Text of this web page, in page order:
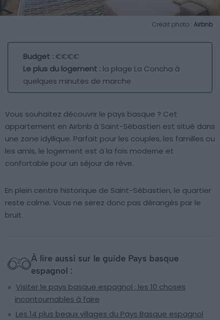
Crédit photo : Airbnb
Budget :€€€€
Le plus du logement : la plage La Concha à
quelques minutes de marche
Vous souhaitez découvrir le pays basque ? Cet
appartement en Airbnb à Saint-Sébastien est situé dans
une zone idyllique. Parfait pour les couples, les familles ou
les amis, le logement est à la fois moderne et
confortable pour un séjour de rêve.
En plein centre historique de Saint-Sébastien, le quartier
reste calme. Vous ne serez donc pas dérangés par le
bruit.
À lire aussi sur le guide Pays basque
espagnol :
Visiter le pays basque espagnol : les 10 choses
incontournables à faire
Les 14 plus beaux villages du Pays Basque espagnol